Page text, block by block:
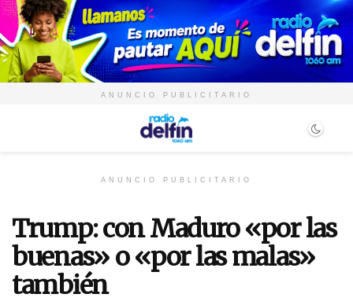
ANUNCIO PUBLICITARIO
ANUNCIO PUBLICITARIO
Trump: con Maduro «por las
buenas» o «por las malas»
también